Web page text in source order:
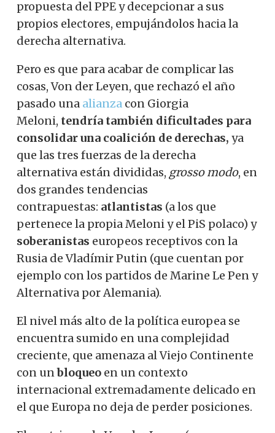
propuesta del PPE y decepcionar a sus
propios electores, empujándolos hacia la
derecha alternativa.
Pero es que para acabar de complicar las
cosas, Von der Leyen, que rechazó el año
pasado una alianza con Giorgia
Meloni, tendría también dificultades para
consolidar una coalición de derechas, ya
que las tres fuerzas de la derecha
alternativa están divididas, grosso modo, en
dos grandes tendencias
contrapuestas: atlantistas (a los que
pertenece la propia Meloni y el PiS polaco) y
soberanistas europeos receptivos con la
Rusia de Vladímir Putin (que cuentan por
ejemplo con los partidos de Marine Le Pen y
Alternativa por Alemania).
El nivel más alto de la política europea se
encuentra sumido en una complejidad
creciente, que amenaza al Viejo Continente
con unbloqueo en un contexto
internacional extremadamente delicado en
el que Europa no deja de perder posiciones.